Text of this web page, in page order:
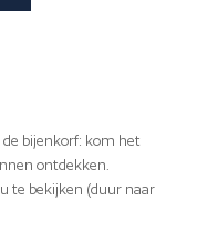
bijenkorf: kom het
ontdekken.
te bekijken (duur naar